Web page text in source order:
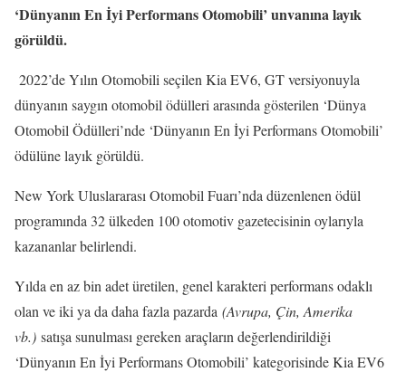
‘Dünyanın En İyi Performans Otomobili’ unvanına layık
görüldü.
2022’de Yılın Otomobili seçilen Kia EV6, GT versiyonuyla
dünyanın saygın otomobil ödülleri arasında gösterilen ‘Dünya
Otomobil Ödülleri’nde ‘Dünyanın En İyi Performans Otomobili’
ödülüne layık görüldü.
New York Uluslararası Otomobil Fuarı’nda düzenlenen ödül
programında 32 ülkeden 100 otomotiv gazetecisinin oylarıyla
kazananlar belirlendi.
Yılda en az bin adet üretilen, genel karakteri performans odaklı
olan ve iki ya da daha fazla pazarda (Avrupa, Çin, Amerika
vb.) satışa sunulması gereken araçların değerlendirildiği
‘Dünyanın En İyi Performans Otomobili’ kategorisinde Kia EV6